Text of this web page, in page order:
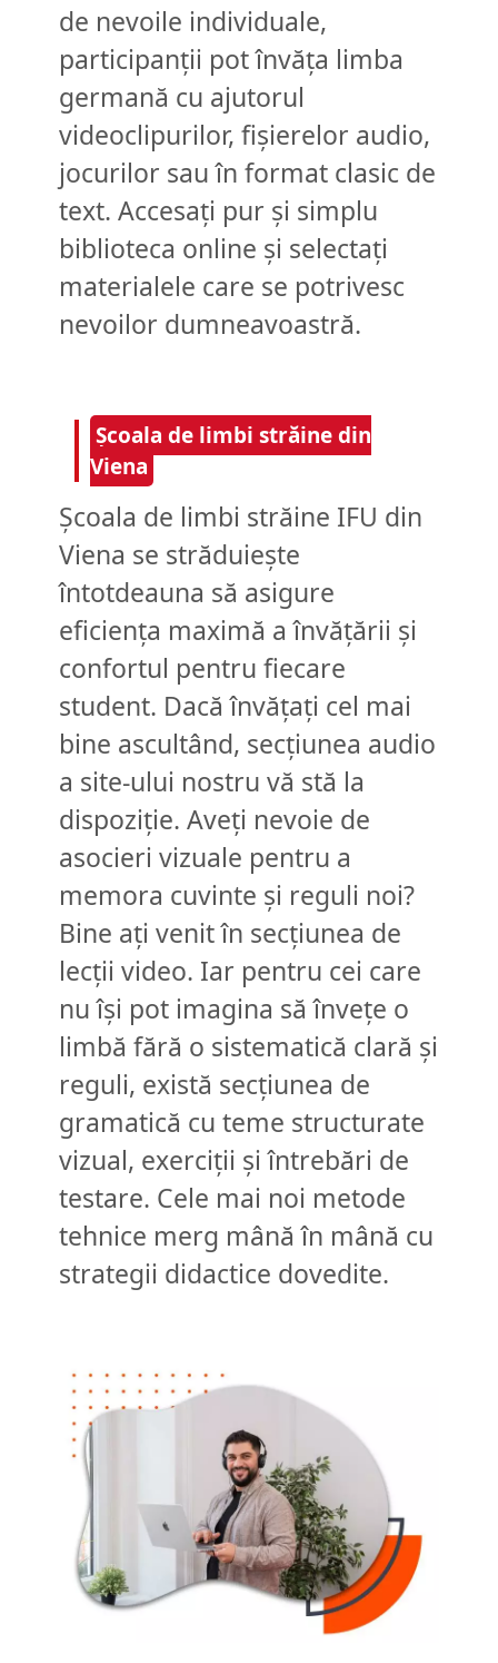
de nevoile individuale,
participanții pot învăța limba
germană cu ajutorul
videoclipurilor, fișierelor audio,
jocurilor sau în format clasic de
text. Accesați pur și simplu
biblioteca online și selectați
materialele care se potrivesc
nevoilor dumneavoastră.
Școala de limbi străine din
Viena
Școala de limbi străine IFU din
Viena se străduiește
întotdeauna să asigure
eficiența maximă a învățării și
confortul pentru fiecare
student. Dacă învățați cel mai
bine ascultând, secțiunea audio
a site-ului nostru vă stă la
dispoziție. Aveți nevoie de
asocieri vizuale pentru a
memora cuvinte și reguli noi?
Bine ați venit în secțiunea de
lecții video. Iar pentru cei care
nu își pot imagina să învețe o
limbă fără o sistematică clară și
reguli, există secțiunea de
gramatică cu teme structurate
vizual, exerciții și întrebări de
testare. Cele mai noi metode
tehnice merg mână în mână cu
strategii didactice dovedite.